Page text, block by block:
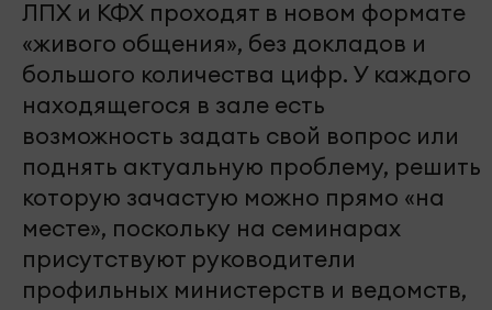
ЛПХ и КФХ проходят в новом формате
«живого общения», без докладов и
большого количества цифр. У каждого
находящегося в зале есть
возможность задать свой вопрос или
поднять актуальную проблему, решить
которую зачастую можно прямо «на
месте», поскольку на семинарах
присутствуют руководители
профильных министерств и ведомств,